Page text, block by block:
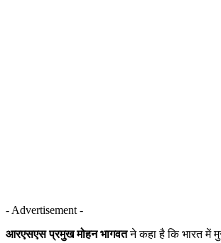
- Advertisement -
आरएसएस प्रमुख मोहन भागवतने कहा है कि भारत में